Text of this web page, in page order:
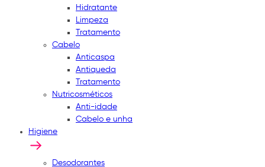
Hidratante
Limpeza
Tratamento
Cabelo
Anticaspa
Antiqueda
Tratamento
Nutricosméticos
Anti-idade
Cabelo e unha
Higiene
Desodorantes